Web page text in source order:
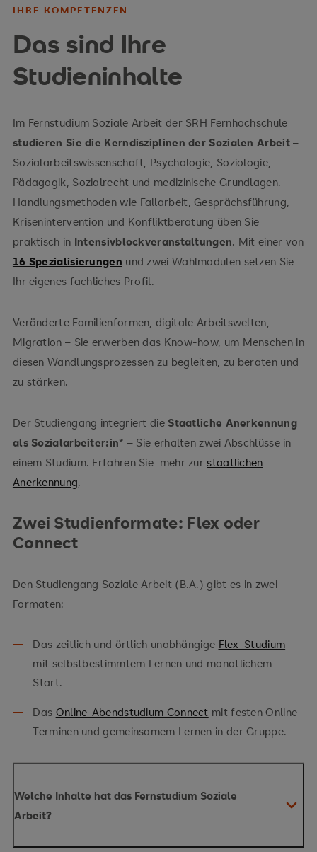
IHRE KOMPETENZEN
Das sind Ihre
Studieninhalte
Im Fernstudium Soziale Arbeit der SRH Fernhochschule
studieren Sie die Kerndisziplinen der Sozialen Arbeit–
Sozialarbeitswissenschaft, Psychologie, Soziologie,
Pädagogik, Sozialrecht und medizinische Grundlagen.
Handlungsmethoden wie Fallarbeit, Gesprächsführung,
Krisenintervention und Konfliktberatung üben Sie
praktisch in Intensivblockveranstaltungen. Mit einer von
16 Spezialisierungen und zwei Wahlmodulen setzen Sie
Ihr eigenes fachliches Profil.
Veränderte Familienformen, digitale Arbeitswelten,
Migration – Sie erwerben das Know-how, um Menschen in
diesen Wandlungsprozessen zu begleiten, zu beraten und
zu stärken.
Der Studiengang integriert die Staatliche Anerkennung
als Sozialarbeiter:in* – Sie erhalten zwei Abschlüsse in
einem Studium. Erfahren Sie mehr zurstaatlichen
Anerkennung.
Zwei Studienformate: Flex oder
Connect
Den Studiengang Soziale Arbeit (B.A.) gibt es in zwei
Formaten:
Das zeitlich und örtlich unabhängige Flex-Studium
mit selbstbestimmtem Lernen und monatlichem
Start.
Das Online-Abendstudium Connect mit festen Online-
Terminen und gemeinsamem Lernen in der Gruppe.
Welche Inhalte hat das Fernstudium Soziale
Arbeit?